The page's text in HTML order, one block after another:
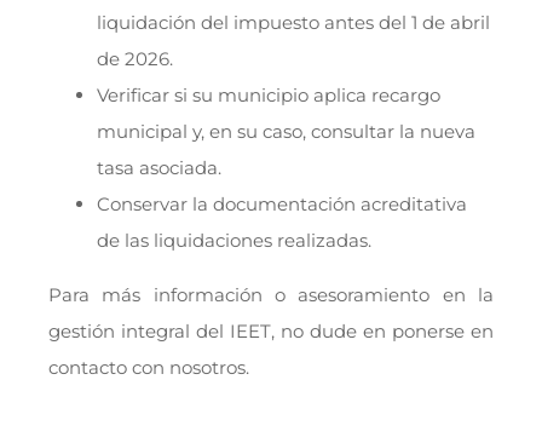
liquidación del impuesto antes del 1 de abril
de 2026.
Verificar si su municipio aplica recargo
municipal y, en su caso, consultar la nueva
tasa asociada.
Conservar la documentación acreditativa
de las liquidaciones realizadas.
Para más información o asesoramiento en la
gestión integral del IEET, no dude en ponerse en
contacto con nosotros.